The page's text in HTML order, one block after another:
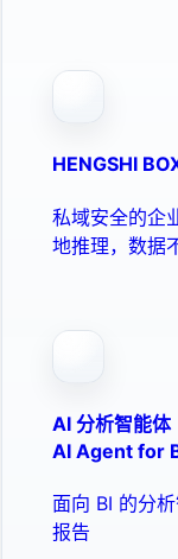
HENGSHI
私域安全的企
地推理，数据
AI 分析智能体
AI Agent for
面向 BI 的分
报告